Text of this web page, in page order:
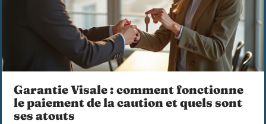
Garantie Visale : comment fonctionne
le paiement de la caution et quels sont
ses atouts